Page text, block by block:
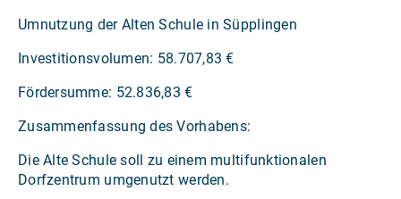
Umnutzung der Alten Schule in Süpplingen
Investitionsvolumen: 58.707,83 €
Fördersumme: 52.836,83 €
Zusammenfassung des Vorhabens:
Die Alte Schule soll zu einem multifunktionalen
Dorfzentrum umgenutzt werden.